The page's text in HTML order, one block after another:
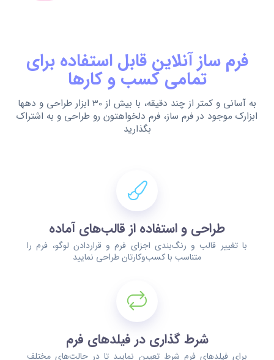
فرم ساز آنلاین قابل استفاده برای
تمامی کسب و کارها
به آسانی و کمتر از چند دقیقه، با بیش از 30 ابزار طراحی و دهها
ابزارک موجود در فرم ساز، فرم دلخواهتون رو طراحی و به اشتراک
بگذارید
طراحی و استفاده از قالب‌های آماده
با تغییر قالب و رنگ‌بندی اجزای فرم و قراردادن لوگو، فرم را
متناسب با کسب‌وکارتان طراحی نمایید
شرط گذاری در فیلدهای فرم
برای فیلدهای فرم شرط تعیین نمایید تا در حالت‌های مختلف